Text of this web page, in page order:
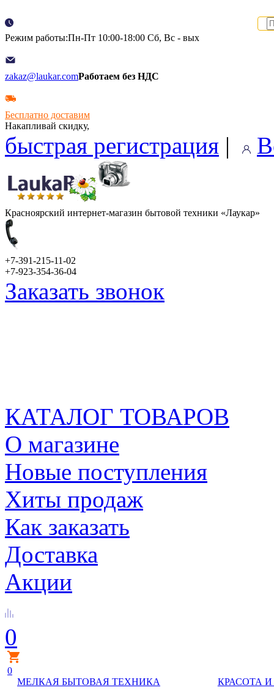
Режим работы:Пн-Пт 10:00-18:00 Сб, Вс - вых
zakaz@laukar.comРаботаем без НДС
Бесплатно доставим
Накапливай скидку,
быстрая регистрация |
Красноярский интернет-магазин бытовой техники «Лаукар»
+7-391-215-11-02
+7-923-354-36-04
Заказать звонок
КАТАЛОГ ТОВАРОВ
О магазине
Новые поступления
Хиты продаж
Как заказать
Доставка
Акции
0
0
МЕЛКАЯ БЫТОВАЯ ТЕХНИКА
КРАСОТА И